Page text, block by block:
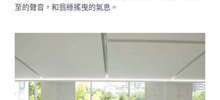
至的聲音，和翁綠搖曳的氣息。